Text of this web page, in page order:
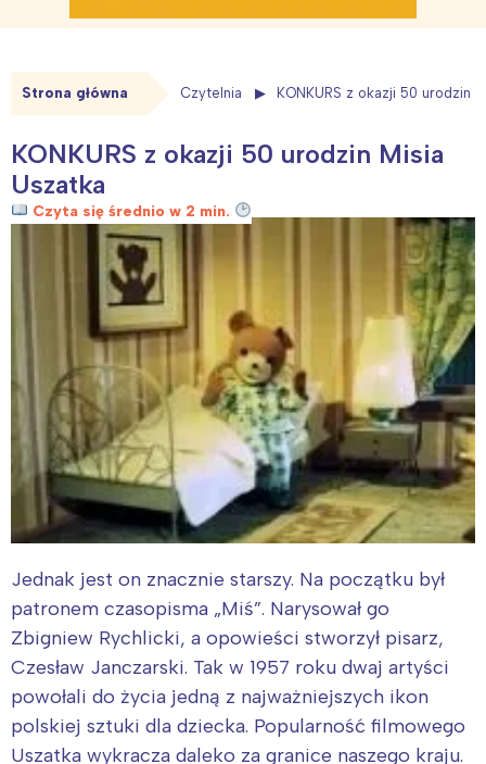
Strona główna Czytelnia KONKURS z okazji 50 urodzin
KONKURS z okazji 50 urodzin Misia
Uszatka
Czyta się średnio w 2 min.
Jednak jest on znacznie starszy. Na początku był
patronem czasopisma „Miś”. Narysował go
Zbigniew Rychlicki, a opowieści stworzył pisarz,
Czesław Janczarski. Tak w 1957 roku dwaj artyści
powołali do życia jedną z najważniejszych ikon
polskiej sztuki dla dziecka. Popularność filmowego
Uszatka wykracza daleko za granice naszego kraju.